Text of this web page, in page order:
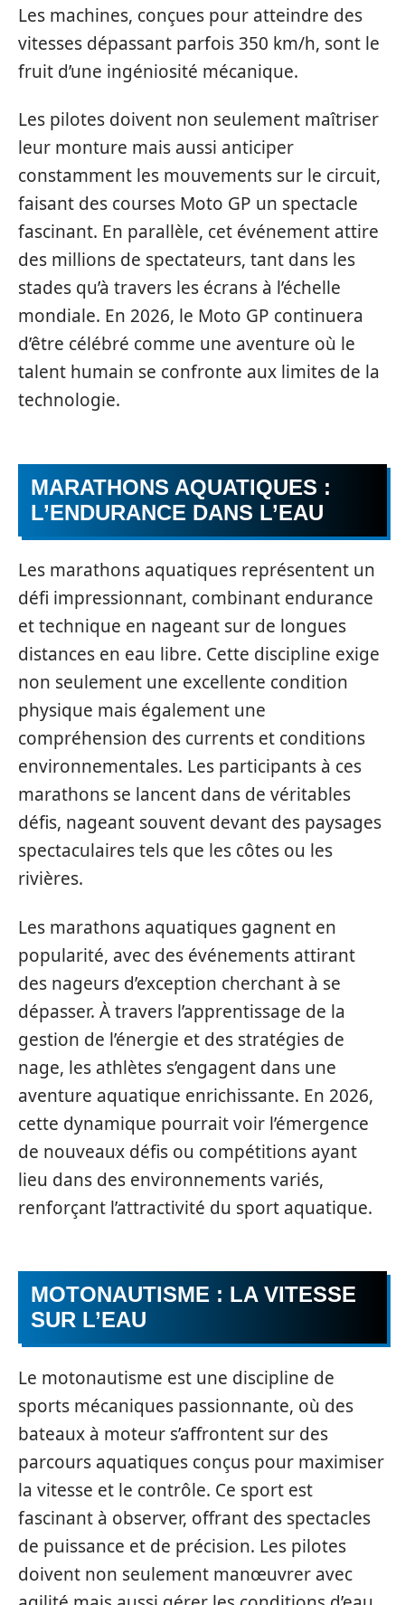
Les machines, conçues pour atteindre des
vitesses dépassant parfois 350 km/h, sont le
fruit d’une ingéniosité mécanique.
Les pilotes doivent non seulement maîtriser
leur monture mais aussi anticiper
constamment les mouvements sur le circuit,
faisant des courses Moto GP un spectacle
fascinant. En parallèle, cet événement attire
des millions de spectateurs, tant dans les
stades qu’à travers les écrans à l’échelle
mondiale. En 2026, le Moto GP continuera
d’être célébré comme une aventure où le
talent humain se confronte aux limites de la
technologie.
MARATHONS AQUATIQUES :
L’ENDURANCE DANS L’EAU
Les marathons aquatiques représentent un
défi impressionnant, combinant endurance
et technique en nageant sur de longues
distances en eau libre. Cette discipline exige
non seulement une excellente condition
physique mais également une
compréhension des currents et conditions
environnementales. Les participants à ces
marathons se lancent dans de véritables
défis, nageant souvent devant des paysages
spectaculaires tels que les côtes ou les
rivières.
Les marathons aquatiques gagnent en
popularité, avec des événements attirant
des nageurs d’exception cherchant à se
dépasser. À travers l’apprentissage de la
gestion de l’énergie et des stratégies de
nage, les athlètes s’engagent dans une
aventure aquatique enrichissante. En 2026,
cette dynamique pourrait voir l’émergence
de nouveaux défis ou compétitions ayant
lieu dans des environnements variés,
renforçant l’attractivité du sport aquatique.
MOTONAUTISME : LA VITESSE
SUR L’EAU
Le motonautisme est une discipline de
sports mécaniques passionnante, où des
bateaux à moteur s’affrontent sur des
parcours aquatiques conçus pour maximiser
la vitesse et le contrôle. Ce sport est
fascinant à observer, offrant des spectacles
de puissance et de précision. Les pilotes
doivent non seulement manœuvrer avec